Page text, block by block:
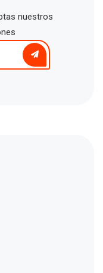
nuestros